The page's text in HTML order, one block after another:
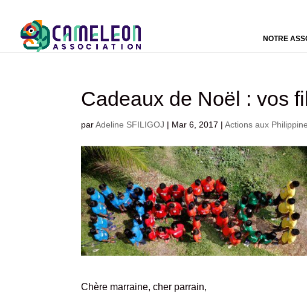
NOTRE
Cadeaux de Noël : vos
parAdeline SFILIGOJ | Mar 6, 2017 |Actions aux
Chère marraine, cher parrain,